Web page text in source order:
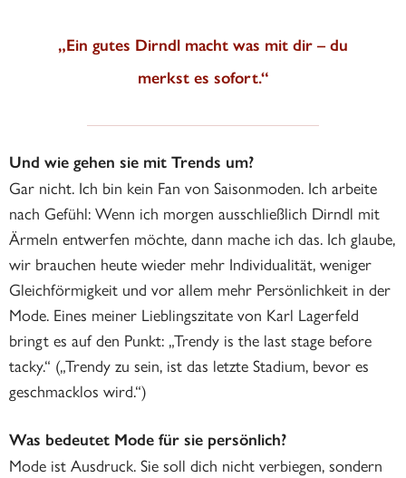
„Ein gutes Dirndl macht was mit dir – du
merkst es sofort.“
Und wie gehen sie mit Trends um?
Gar nicht. Ich bin kein Fan von Saisonmoden. Ich arbeite
nach Gefühl: Wenn ich morgen ausschließlich Dirndl mit
Ärmeln entwerfen möchte, dann mache ich das. Ich glaube,
wir brauchen heute wieder mehr Individualität, weniger
Gleichförmigkeit und vor allem mehr Persönlichkeit in der
Mode. Eines meiner Lieblingszitate von Karl Lagerfeld
bringt es auf den Punkt: „Trendy is the last stage before
tacky.“ („Trendy zu sein, ist das letzte Stadium, bevor es
geschmacklos wird.“)
Was bedeutet Mode für sie persönlich?
Mode ist Ausdruck. Sie soll dich nicht verbiegen, sondern